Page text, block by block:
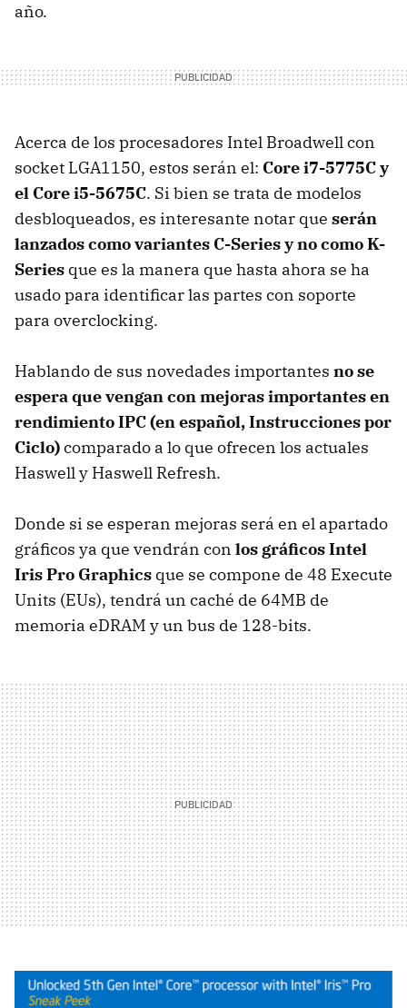
año.
Acerca de los procesadores Intel Broadwell con
socket LGA1150, estos serán el: Core i7-5775C y
el Core i5-5675C. Si bien se trata de modelos
desbloqueados, es interesante notar que serán
lanzados como variantes C-Series y no como K-
Series que es la manera que hasta ahora se ha
usado para identificar las partes con soporte
para overclocking.
Hablando de sus novedades importantes no se
espera que vengan con mejoras importantes en
rendimiento IPC (en español, Instrucciones por
Ciclo)comparado a lo que ofrecen los actuales
Haswell y Haswell Refresh.
Donde si se esperan mejoras será en el apartado
gráficos ya que vendrán con los gráficos Intel
Iris Pro Graphics que se compone de 48 Execute
Units (EUs), tendrá un caché de 64MB de
memoria eDRAM y un bus de 128-bits.